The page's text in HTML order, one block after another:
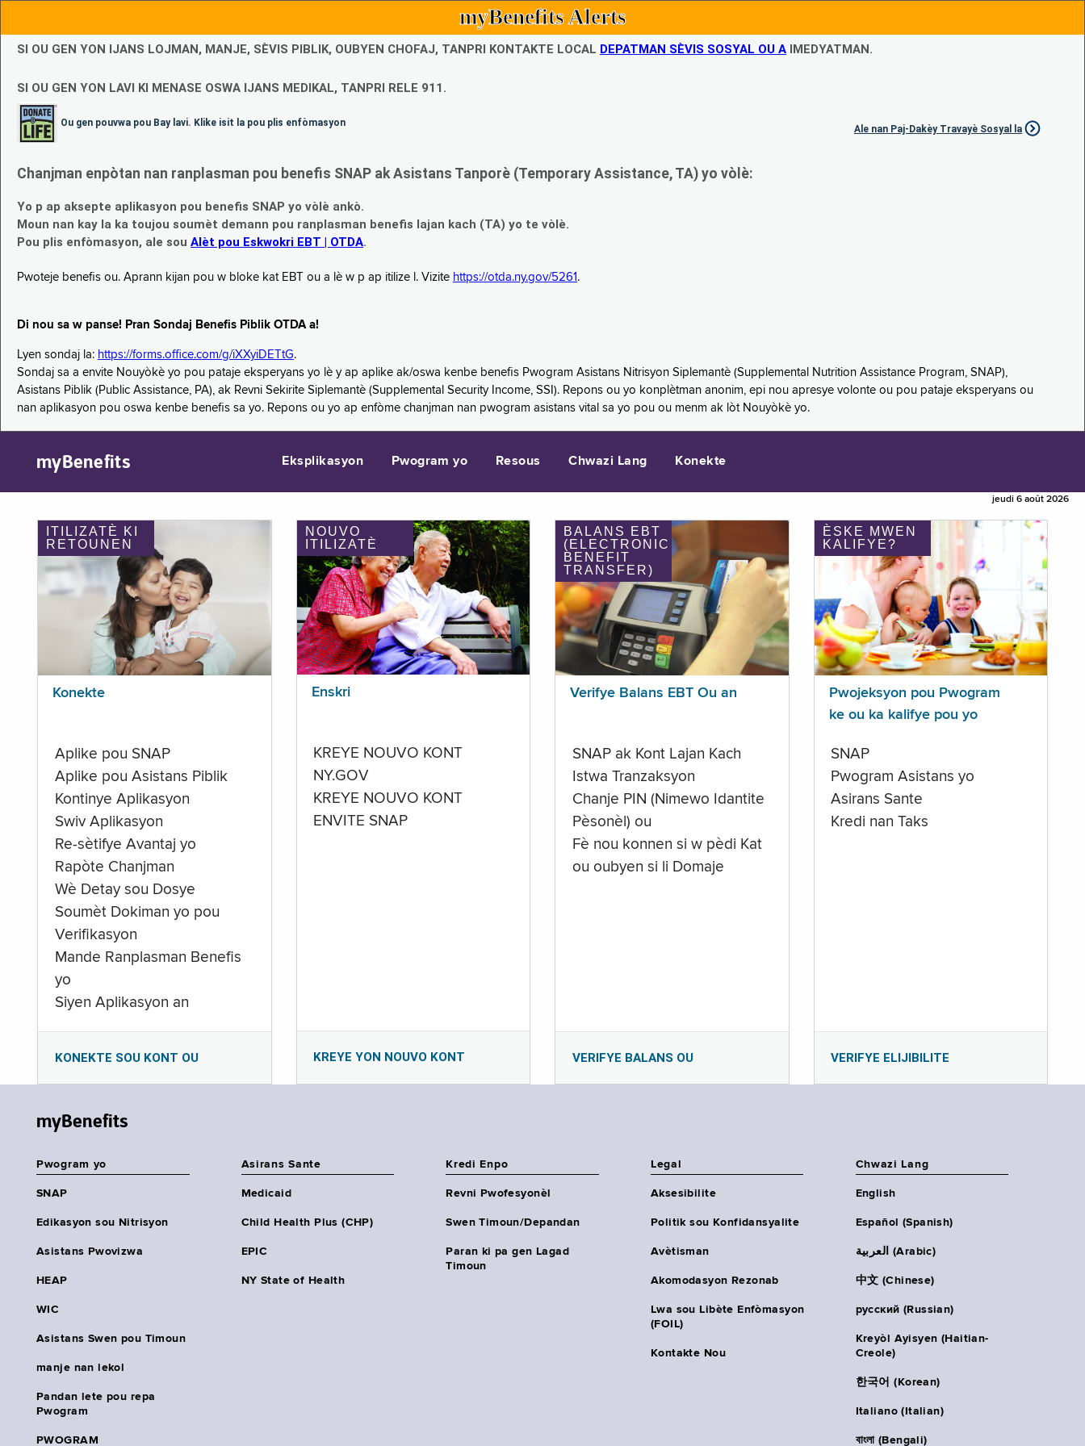
myBenefits Alerts
SI OU GEN YON IJANS LOJMAN, MANJE, SÈVIS PIBLIK, OUBYEN CHOFAJ, TANPRI KONTAKTE LOCAL DEPATMAN SÈVIS SOSYAL OU A IMEDYATMAN.
SI OU GEN YON LAVI KI MENASE OSWA IJANS MEDIKAL, TANPRI RELE 911.
Ou gen pouvwa pou Bay lavi. Klike isit la pou plis enfòmasyon
Ale nan Paj-Dakèy Travayè Sosyal la
Chanjman enpòtan nan ranplasman pou benefis SNAP ak Asistans Tanporè (Temporary Assistance, TA) yo vòlè:
Yo p ap aksepte aplikasyon pou benefis SNAP yo vòlè ankò.
Moun nan kay la ka toujou soumèt demann pou ranplasman benefis lajan kach (TA) yo te vòlè.
Pou plis enfòmasyon, ale sou Alèt pou Eskwokri EBT | OTDA.
Pwoteje benefis ou. Aprann kijan pou w bloke kat EBT ou a lè w p ap itilize l. Vizite https://otda.ny.gov/5261 .
Di nou sa w panse! Pran Sondaj Benefis Piblik OTDA a!
Lyen sondaj la: https://forms.office.com/g/iXXyiDETtG.
Sondaj sa a envite Nouyòkè yo pou pataje eksperyans yo lè y ap aplike ak/oswa kenbe benefis Pwogram Asistans Nitrisyon Siplemantè (Supplemental Nutrition Assistance Program, SNAP),
Asistans Piblik (Public Assistance, PA), ak Revni Sekirite Siplemantè (Supplemental Security Income, SSI). Repons ou yo konplètman anonim, epi nou apresye volonte ou pou pataje eksperyans ou
nan aplikasyon pou oswa kenbe benefis sa yo. Repons ou yo ap enfòme chanjman nan pwogram asistans vital sa yo pou ou menm ak lòt Nouyòkè yo.
myBenefits Eksplikasyon Pwogram yo Resous Chwazi Lang Konekte
jeudi 6 août 2026
ITILIZATÈ KI
RETOUNEN
Konekte
Aplike pou SNAP
Aplike pou Asistans Piblik
Kontinye Aplikasyon
Swiv Aplikasyon
Re-sètifye Avantaj yo
Rapòte Chanjman
Wè Detay sou Dosye
Soumèt Dokiman yo pou
Verifikasyon
Mande Ranplasman Benefis
yo
Siyen Aplikasyon an
KONEKTE SOU KONT OU
NOUVO
ITILIZATÈ
Enskri
KREYE NOUVO KONT
NY.GOV
KREYE NOUVO KONT
ENVITE SNAP
KREYE YON NOUVO KONT
BALANS EBT
(ELECTRONIC
BENEFIT
TRANSFER)
Verifye Balans EBT Ou an
SNAP ak Kont Lajan Kach
Istwa Tranzaksyon
Chanje PIN (Nimewo Idantite
Pèsonèl) ou
Fè nou konnen si w pèdi Kat
ou oubyen si li Domaje
VERIFYE BALANS OU
ÈSKE MWEN
KALIFYE?
Pwojeksyon pou Pwogram
ke ou ka kalifye pou yo
SNAP
Pwogram Asistans yo
Asirans Sante
Kredi nan Taks
VERIFYE ELIJIBILITE
myBenefits
Pwogram yo
SNAP
Edikasyon sou Nitrisyon
Asistans Pwovizwa
HEAP
WIC
Asistans Swen pou Timoun
manje nan lekol
Pandan lete pou repa
Pwogram
PWOGRAM
Asirans Sante
Medicaid
Child Health Plus (CHP)
EPIC
NY State of Health
Kredi Enpo
Revni Pwofesyonèl
Swen Timoun/Depandan
Paran ki pa gen Lagad
Timoun
Legal
Aksesibilite
Politik sou Konfidansyalite
Avètisman
Akomodasyon Rezonab
Lwa sou Libète Enfòmasyon
(FOIL)
Kontakte Nou
Chwazi Lang
English
Español (Spanish)
العربية (Arabic)
中文 (Chinese)
русский (Russian)
Kreyòl Ayisyen (Haitian-
Creole)
한국어 (Korean)
Italiano (Italian)
বাংলা (Bengali)